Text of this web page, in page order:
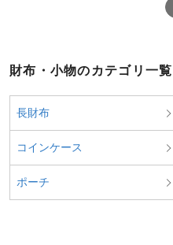
財布・小物のカテゴリ一覧
長財布
コインケース
ポーチ